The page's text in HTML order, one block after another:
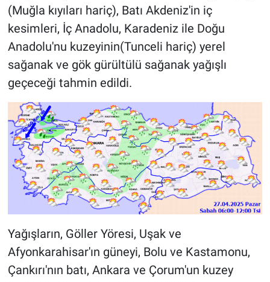
(Muğla kıyıları hariç), Batı Akdeniz'in iç
kesimleri, İç Anadolu, Karadeniz ile Doğu
Anadolu'nu kuzeyinin(Tunceli hariç) yerel
sağanak ve gök gürültülü sağanak yağışlı
geçeceği tahmin edildi.
Yağışların, Göller Yöresi, Uşak ve
Afyonkarahisar'ın güneyi, Bolu ve Kastamonu,
Çankırı'nın batı, Ankara ve Çorum'un kuzey